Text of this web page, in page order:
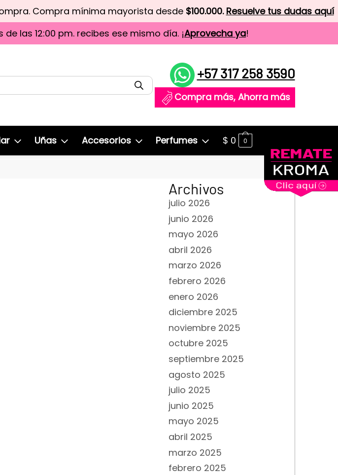
Compra mínima mayorista desde $100.000. Resuelve tus dudas aquí
las 12:00 pm. recibes ese mismo día. ¡Aprovecha ya!
+57 317 258 3590
Compra más, Ahorra más
Uñas Accesorios Perfumes $ 0 0
Archivos
julio 2026
junio 2026
mayo 2026
abril 2026
marzo 2026
febrero 2026
enero 2026
diciembre 2025
noviembre 2025
octubre 2025
septiembre 2025
agosto 2025
julio 2025
junio 2025
mayo 2025
abril 2025
marzo 2025
febrero 2025